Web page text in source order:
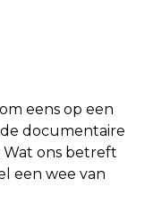
eens op een
documentaire
Wat ons betreft
een wee van